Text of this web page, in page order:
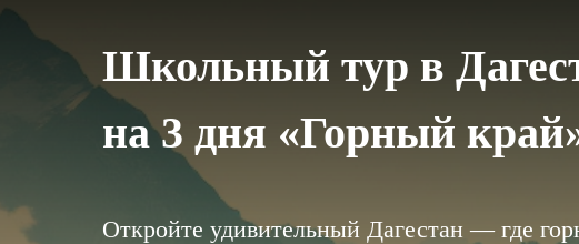
Школьный тур в
на 3 дня «Горный
Откройте удивительный Дагестан — где